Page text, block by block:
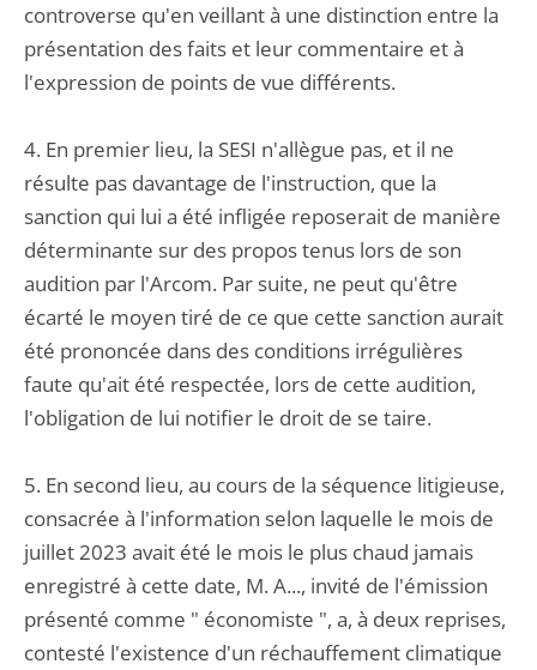
controverse qu'en veillant à une distinction entre la
présentation des faits et leur commentaire et à
l'expression de points de vue différents.
4. En premier lieu, la SESI n'allègue pas, et il ne
résulte pas davantage de l'instruction, que la
sanction qui lui a été infligée reposerait de manière
déterminante sur des propos tenus lors de son
audition par l'Arcom. Par suite, ne peut qu'être
écarté le moyen tiré de ce que cette sanction aurait
été prononcée dans des conditions irrégulières
faute qu'ait été respectée, lors de cette audition,
l'obligation de lui notifier le droit de se taire.
5. En second lieu, au cours de la séquence litigieuse,
consacrée à l'information selon laquelle le mois de
juillet 2023 avait été le mois le plus chaud jamais
enregistré à cette date, M. A..., invité de l'émission
présenté comme " économiste ", a, à deux reprises,
contesté l'existence d'un réchauffement climatique